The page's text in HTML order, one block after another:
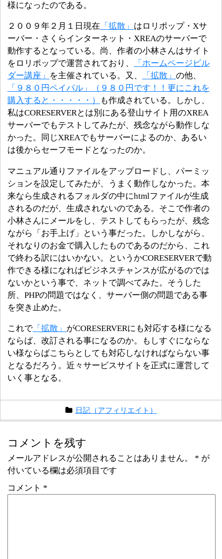
様になったのである。
２００９年２月１日現在 「拡散」 はロリポップ・Xサ
ーバー・さくらインターネット・XREAのサーバーで
動作するとなっている。尚、作者の小林さんはサイト
をロリポップで運営されており、
「ホームページビル
ダー講座」
を主催されている。又、 「拡散」 の他、
「９８０円ペイパル」（９８０円です！！更にこれを
購入すると・・・・・）
も作成されている。しかし、
私はCORESERVERとは別にある登山サイト用のXREA
サーバーでもテストしてみたが、残念ながら動作しな
かった。同じXREAでもサーバーによるのか、あるい
は後からセーフモードとなったのか。
マニュアル通りファイルをアップロードし、パーミッ
ションを設定してみたが、うまく動作しなかった。本
来なら生成されるフォルダの中にhtmlファイルが生成
されるのだが、生成されないのである。そこで作者の
小林さんにメールをし、テストしてもらったが、残念
ながら「お手上げ」という事だった。しかしながら、
それなりのお金で購入したものであるのだから、これ
で終わる訳にはいかない。というかCORESERVERで動
作できる様になればビジネスチャンスが広がるのでは
ないかという事で、ネットで調べてみた。そうした
所、PHPの問題ではなく、サーバー側の問題である事
を突き止めた。
これで「拡散」 がCORESERVERにも対応する様になる
ならば、改訂される事になるのか。もしすぐにならな
い様ならばこちらとしても対応しなければならない事
となるだろう。近々サービスサイトを正式に運営して
いく事となる。
日記（アフィリエイト）
コメントを残す
メールアドレスが公開されることはありません。 * が
付いている欄は必須項目です
コメント *